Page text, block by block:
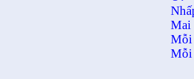
Mai
Mỗi
Mỗi